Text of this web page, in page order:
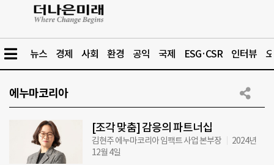
뉴스 경제 사회 환경 공익 국제 ESG·CSR 인터뷰
에누마코리아
[조각 맞춤] 감응의 파트너십
김현주 에누마코리아 임팩트 사업 본부장
2024년
12월 4일